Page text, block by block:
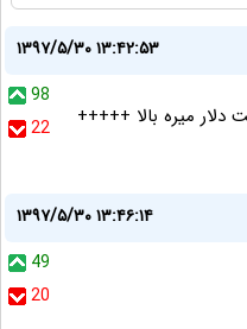
۱۳۹۷/۵/۳۰ ۱۳:۴۲:۵۳
98
22
دلار میره بالا +++++
۱۳۹۷/۵/۳۰ ۱۳:۴۶:۱۴
49
20